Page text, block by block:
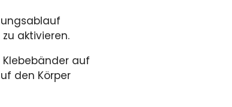
aktivieren.
auf
den Körper